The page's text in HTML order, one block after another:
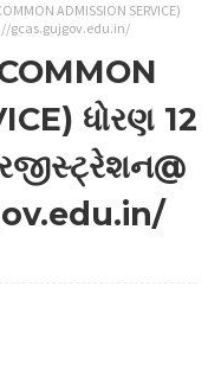
ADMISSION SERVICE)
gcas.gujgov.edu.in/
ધોરણ 12